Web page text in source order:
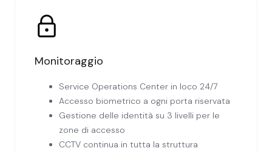
Monitoraggio
Service Operations Center in loco 24/7
Accesso biometrico a ogni porta riservata
Gestione delle identità su 3 livelli per le
zone di accesso
CCTV continua in tutta la struttura